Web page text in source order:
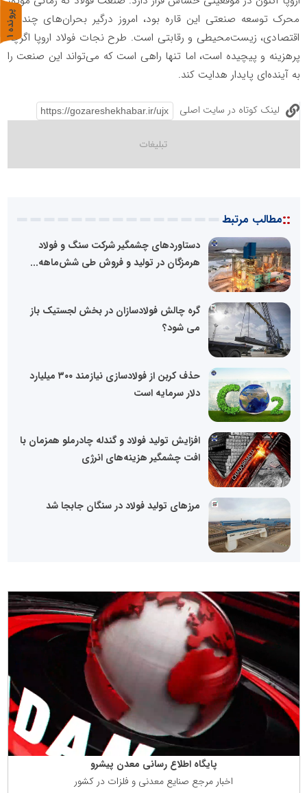
محرک توسعه صنعتی این قاره بود، امروز درگیر بحران‌های چندلایه
اقتصادی، زیست‌محیطی و رقابتی است. طرح نجات فولاد اروپا اگرچه
پرهزینه و پیچیده است، اما تنها راهی است که می‌تواند این صنعت را
به آینده‌ای پایدار هدایت کند.
لینک کوتاه در سایت اصلی
::مطالب مرتبط
دستاوردهای چشمگیر شرکت سنگ و فولاد
هرمزگان در تولید و فروش طی شش‌ماهه...
گره چالش فولادسازان در بخش لجستیک باز
می شود؟
حذف کربن از فولادسازی نیازمند ۳۰۰ میلیارد
دلار سرمایه است
افزایش تولید فولاد و گندله چادرملو همزمان با
افت چشمگیر هزینه‌های انرژی
مرزهای تولید فولاد در سنگان جابجا شد
پایگاه اطلاع رسانی معدن پیشرو
اخبار مرجع صنایع معدنی و فلزات در كشور
پ
ر
و
ن
د
ه
1